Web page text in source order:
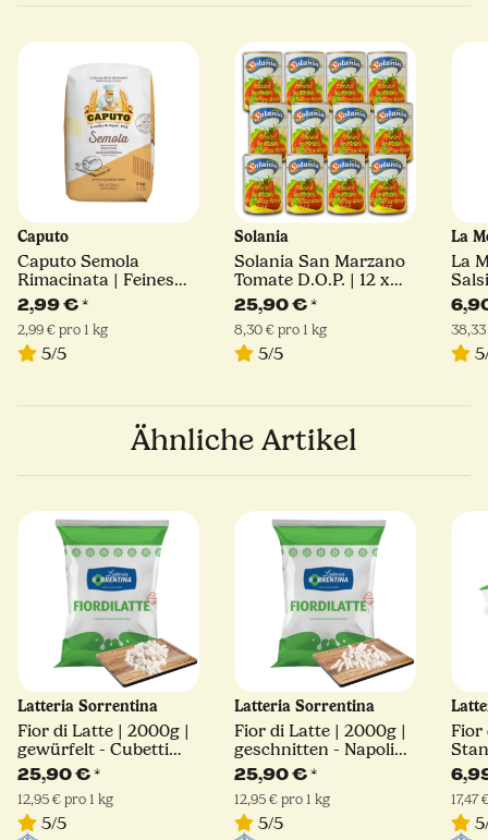
Caputo
Caputo Semola
Rimacinata | Feines
Hartweizengrieß | 1kg
2,99 €*
2,99 € pro 1 kg
5/5
Solania
Solania San Marzano
Tomate D.O.P. | 12 x
400 g
25,90 €*
8,30 € pro 1 kg
5/5
La
La
180
Ähnliche Artikel
Latteria Sorrentina
Fior di Latte | 2000g |
gewürfelt - Cubetti
Schnitt | Latteria
Sorrentina
25,90 €*
12,95 € pro 1 kg
5/5
Latteria Sorrentina
Fior di Latte | 2000g |
geschnitten - Napoli
Schnitt | Latteria
Sorrentina
25,90 €*
12,95 € pro 1 kg
5/5
Fior
17,47